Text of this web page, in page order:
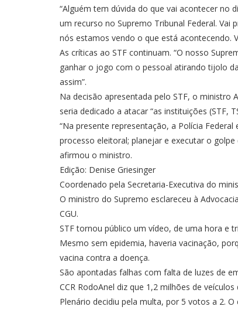
“Alguém tem dúvida do que vai acontecer no
um recurso no Supremo Tribunal Federal.
nós estamos vendo o que está acontecendo.
As críticas ao STF continuam. “O nosso
ganhar o jogo com o pessoal atirando tijolo
assim”.
Na decisão apresentada pelo STF, o ministro
seria dedicado a atacar “as instituições (STF,
“Na presente representação, a Polícia
processo eleitoral; planejar e executar o
afirmou o ministro.
Edição: Denise Griesinger
Coordenado pela Secretaria-Executiva do
O ministro do Supremo esclareceu à
CGU.
STF tornou público um vídeo, de uma hora e
Mesmo sem epidemia, haveria vacinação,
vacina contra a doença.
São apontadas falhas com falta de luzes de
CCR RodoAnel diz que 1,2 milhões de
Plenário decidiu pela multa, por 5 votos a 2.